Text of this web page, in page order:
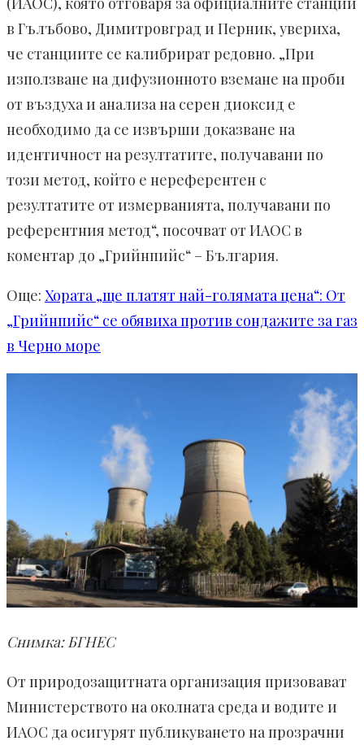
в Гълъбово, Димитровград и Перник, увериха,
че станциите се калибрират редовно. „При
използване на дифузионното вземане на проби
от въздуха и анализа на серен диоксид е
необходимо да се извърши доказване на
идентичност на резултатите, получавани по
този метод, който е нереферентен с
резултатите от измерванията, получавани по
референтния метод“, посочват от ИАОС в
коментар до „Грийнпийс“ – България.
Още: Хората „ще платят най-голямата цена“: От
„Грийнпийс“ се обявиха против сондажите за газ
в Черно море
Снимка: БГНЕС
От природозащитната организация призовават
Министерството на околната среда и водите и
ИАОС да осигурят публикуването на прозрачни